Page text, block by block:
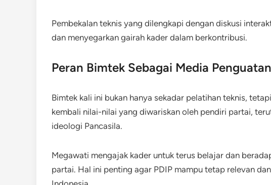
Pembekalan teknis yang dilengkapi dengan diskusi
dan menyegarkan gairah kader dalam berkontribusi.
Peran Bimtek Sebagai Media
Bimtek kali ini bukan hanya sekadar pelatihan teknis,
kembali nilai-nilai yang diwariskan oleh pendiri partai,
ideologi Pancasila.
Megawati mengajak kader untuk terus belajar dan
partai. Hal ini penting agar PDIP mampu tetap relevan